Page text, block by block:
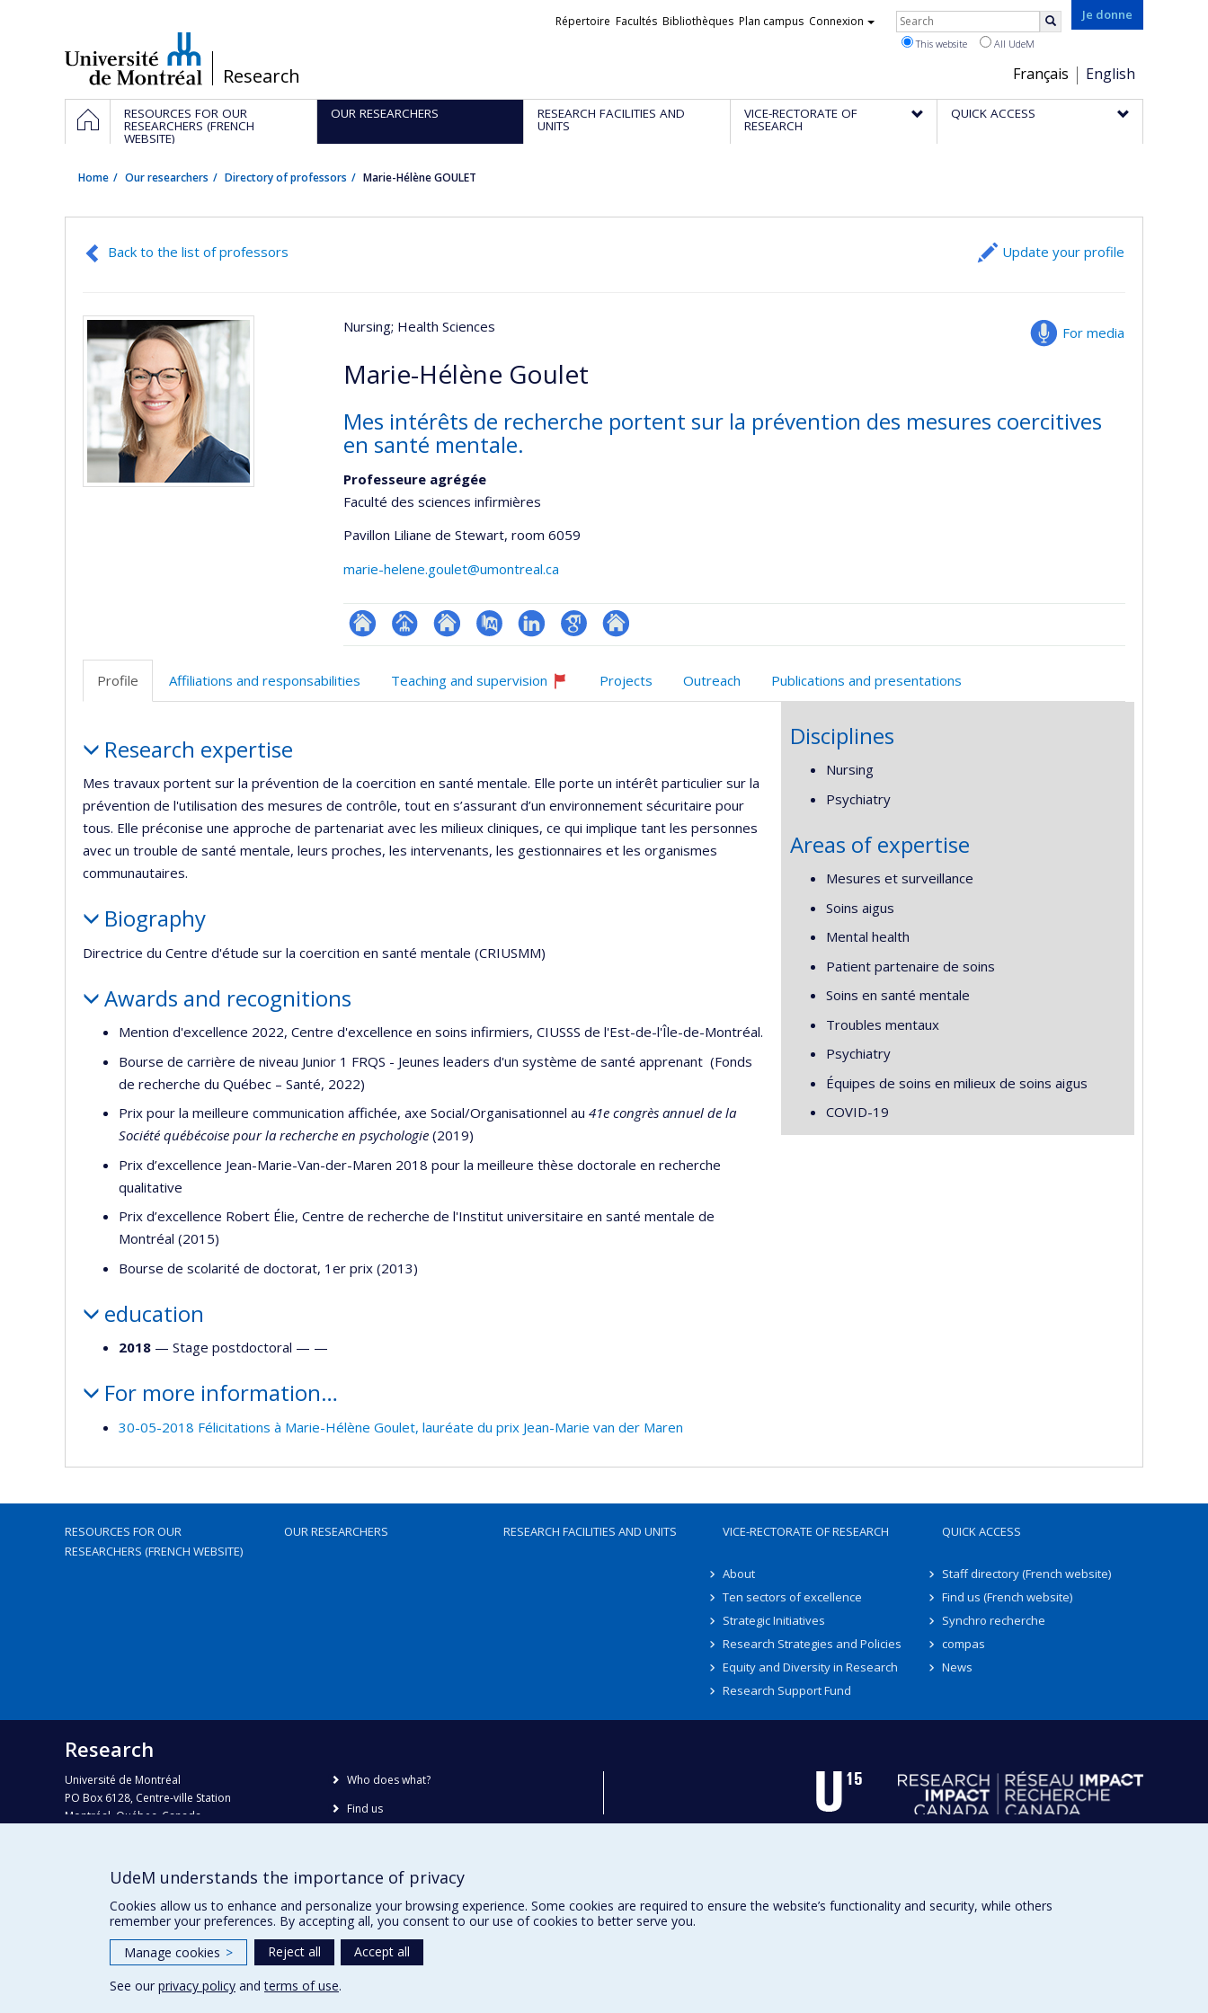
/Research
Je donne
Choix
de
la
Français English
Liens
Répertoire Facultés Bibliothèques Plan campus Connexion Rechercher
This website All UdeM
Navigation
principale
HOMERESOURCES FOR OUR
RESEARCHERS (FRENCH
WEBSITE)
OUR RESEARCHERS RESEARCH FACILITIES AND
UNITS
VICE-RECTORATE OF
RESEARCH
QUICK ACCESS
Home Our researchers Directory of professors Marie-Hélène GOULET
Back to the list of professors Update your profile
For media
Nursing; Health Sciences
Marie-Hélène Goulet
Mes intérêts de recherche portent sur la prévention des mesures coercitives
en santé mentale.
Professeure agrégée
Faculté des sciences infirmières
Pavillon Liliane de Stewart, room 6059
marie-helene.goulet@umontreal.ca
ResearchGate
Page
(faculté,département,école)
Site
de
PubMedLinkedInGoogle
Scholar
Autre
web
Profile Affiliations and responsabilities
Teaching and supervision
Currently
Projects Outreach Publications and presentations
Research expertise
Mes travaux portent sur la prévention de la coercition en santé mentale. Elle porte un intérêt particulier sur la
prévention de l'utilisation des mesures de contrôle, tout en s’assurant d’un environnement sécuritaire pour
tous. Elle préconise une approche de partenariat avec les milieux cliniques, ce qui implique tant les personnes
avec un trouble de santé mentale, leurs proches, les intervenants, les gestionnaires et les organismes
communautaires.
Biography
Directrice du Centre d'étude sur la coercition en santé mentale (CRIUSMM)
Awards and recognitions
Mention d'excellence 2022, Centre d'excellence en soins infirmiers, CIUSSS de l'Est-de-l'Île-de-Montréal.
Bourse de carrière de niveau Junior 1 FRQS - Jeunes leaders d'un système de santé apprenant (Fonds
de recherche du Québec – Santé, 2022)
Prix pour la meilleure communication affichée, axe Social/Organisationnel au 41e congrès annuel de la
Société québécoise pour la recherche en psychologie (2019)
Prix d’excellence Jean-Marie-Van-der-Maren 2018 pour la meilleure thèse doctorale en recherche
qualitative
Prix d’excellence Robert Élie, Centre de recherche de l'Institut universitaire en santé mentale de
Montréal (2015)
Bourse de scolarité de doctorat, 1er prix (2013)
education
2018 — Stage postdoctoral — —
For more information…
30-05-2018 Félicitations à Marie-Hélène Goulet, lauréate du prix Jean-Marie van der Maren
Disciplines
Nursing
Psychiatry
Areas of expertise
Mesures et surveillance
Soins aigus
Mental health
Patient partenaire de soins
Soins en santé mentale
Troubles mentaux
Psychiatry
Équipes de soins en milieux de soins aigus
COVID-19
RESOURCES FOR OUR
RESEARCHERS (FRENCH WEBSITE)
OUR RESEARCHERS RESEARCH FACILITIES AND UNITS VICE-RECTORATE OF RESEARCH
About
Ten sectors of excellence
Strategic Initiatives
Research Strategies and Policies
Equity and Diversity in Research
Research Support Fund
QUICK ACCESS
Staff directory (French website)
Find us (French website)
Synchro recherche
compas
News
Research
Université de Montréal
PO Box 6128, Centre-ville Station
Montréal, Québec, Canada
Phone : 514 343-6111, #38492
recherche@umontreal.ca
Who does what?
Find us
Terms of use Cookie Settings
UdeM understands the importance of privacy
Cookies allow us to enhance and personalize your browsing experience. Some cookies are required to ensure the website’s functionality and security, while others
remember your preferences. By accepting all, you consent to our use of cookies to better serve you.
Manage cookies > Reject all
Accept all
See our privacy policy andterms of use.